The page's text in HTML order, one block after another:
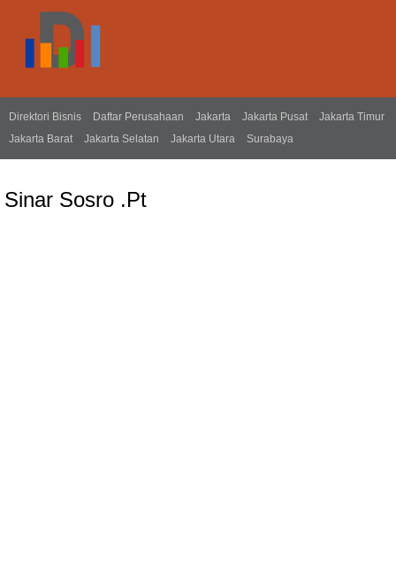
Direktori Bisnis Daftar Perusahaan Jakarta Jakarta Pusat
Jakarta Timur
Jakarta Barat
Jakarta Selatan Jakarta Utara Surabaya
Sinar Sosro .Pt